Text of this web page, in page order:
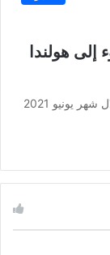
هولندا
يونيو 2021